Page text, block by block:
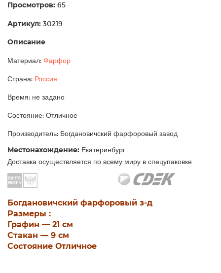
Просмотров: 65
Артикул: 30219
Описание
Материал: Фарфор
Страна: Россия
Время: не задано
Состояние: Отличное
Производитель: Богдановичский фарфоровый завод
Местонахождение: Екатеринбург
Доставка осуществляется по всему миру в спецупаковке
Богдановичский фарфоровый з-д
Размеры :
Графин — 21 см
Стакан — 9 см
Состояние Отличное